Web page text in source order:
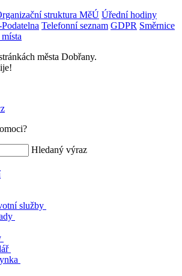
struktura MěÚ Úřední hodiny
Podatelna Telefonní seznam GDPR Směrnice
města Dobřany.
Hledaný výraz
služby